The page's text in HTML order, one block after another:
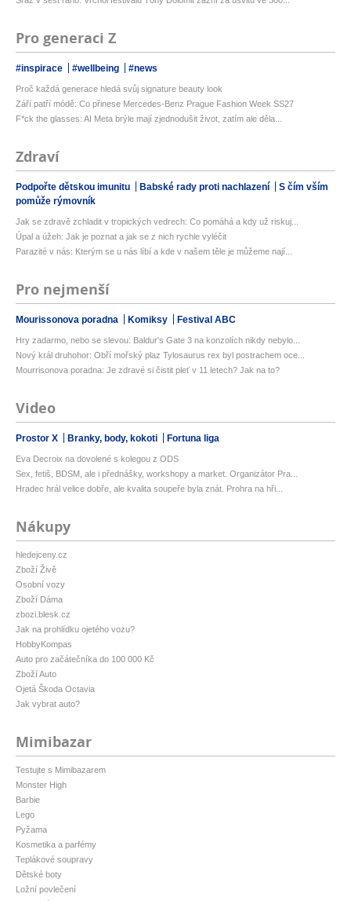
Pro generaci Z
#inspirace #wellbeing #news
Proč každá generace hledá svůj signature beauty look
Září patří módě: Co přinese Mercedes-Benz Prague Fashion Week SS27
F*ck the glasses: AI Meta brýle mají zjednodušit život, zatím ale děla...
Zdraví
Podpořte dětskou imunitu Babské rady proti nachlazení
S čím vším
pomůže rýmovník
Jak se zdravě zchladit v tropických vedrech: Co pomáhá a kdy už riskuj...
Úpal a úžeh: Jak je poznat a jak se z nich rychle vyléčit
Parazité v nás: Kterým se u nás líbí a kde v našem těle je můžeme nají...
Pro nejmenší
Mourissonova poradna Komiksy Festival ABC
Hry zadarmo, nebo se slevou: Baldur's Gate 3 na konzolích nikdy nebylo...
Nový král druhohor: Obří mořský plaz Tylosaurus rex byl postrachem oce...
Mourrisonova poradna: Je zdravé si čistit pleť v 11 letech? Jak na to?
Video
Prostor X Branky, body, kokoti Fortuna liga
Eva Decroix na dovolené s kolegou z ODS
Sex, fetiš, BDSM, ale i přednášky, workshopy a market. Organizátor Pra...
Hradec hrál velice dobře, ale kvalita soupeře byla znát. Prohra na hři...
Nákupy
hledejceny.cz
Zboží Živě
Osobní vozy
Zboží Dáma
zbozi.blesk.cz
Jak na prohlídku ojetého vozu?
HobbyKompas
Auto pro začátečníka do 100 000 Kč
Zboží Auto
Ojetá Škoda Octavia
Jak vybrat auto?
Mimibazar
Testujte s Mimibazarem
Monster High
Barbie
Lego
Pyžama
Kosmetika a parfémy
Teplákové soupravy
Dětské boty
Ložní povlečení